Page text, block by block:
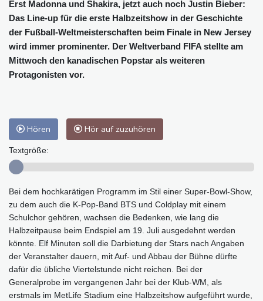
Erst Madonna und Shakira, jetzt auch noch Justin Bieber:
Das Line-up für die erste Halbzeitshow in der Geschichte
der Fußball-Weltmeisterschaften beim Finale in New Jersey
wird immer prominenter. Der Weltverband FIFA stellte am
Mittwoch den kanadischen Popstar als weiteren
Protagonisten vor.
Hören Hör auf zuzuhören
Textgröße:
Bei dem hochkarätigen Programm im Stil einer Super-Bowl-Show,
zu dem auch die K-Pop-Band BTS und Coldplay mit einem
Schulchor gehören, wachsen die Bedenken, wie lang die
Halbzeitpause beim Endspiel am 19. Juli ausgedehnt werden
könnte. Elf Minuten soll die Darbietung der Stars nach Angaben
der Veranstalter dauern, mit Auf- und Abbau der Bühne dürfte
dafür die übliche Viertelstunde nicht reichen. Bei der
Generalprobe im vergangenen Jahr bei der Klub-WM, als
erstmals im MetLife Stadium eine Halbzeitshow aufgeführt wurde,